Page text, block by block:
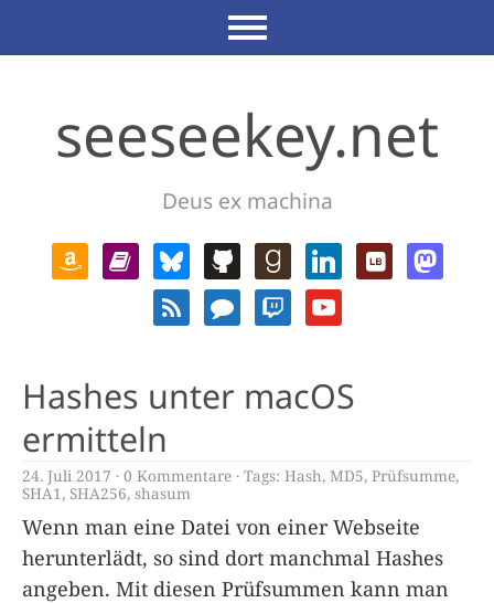
seeseekey.net
Deus ex machina
Hashes unter macOS
ermitteln
24. Juli 2017 0 Kommentare Tags: Hash, MD5, Prüfsumme,
SHA1 , SHA256, shasum
Wenn man eine Datei von einer Webseite
herunterlädt, so sind dort manchmal Hashes
angeben. Mit diesen Prüfsummen kann man